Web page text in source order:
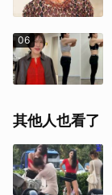
06
其他人也看了